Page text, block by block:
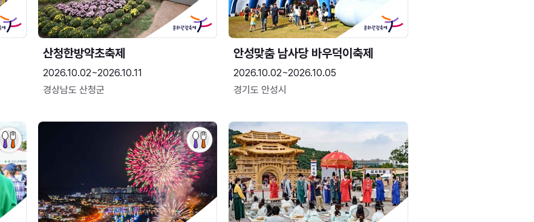
산청한방약초축제
2026.10.02~2026.10.11
경상남도 산청군
안성맞춤 남사당 바우덕이축제
2026.10.02~2026.10.05
경기도 안성시